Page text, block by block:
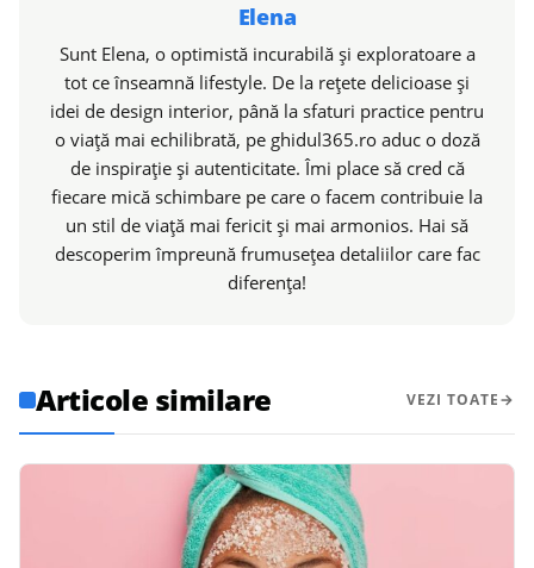
Elena
Sunt Elena, o optimistă incurabilă și exploratoare a
tot ce înseamnă lifestyle. De la rețete delicioase și
idei de design interior, până la sfaturi practice pentru
o viață mai echilibrată, pe ghidul365.ro aduc o doză
de inspirație și autenticitate. Îmi place să cred că
fiecare mică schimbare pe care o facem contribuie la
un stil de viață mai fericit și mai armonios. Hai să
descoperim împreună frumusețea detaliilor care fac
diferența!
Articole similare VEZI TOATE